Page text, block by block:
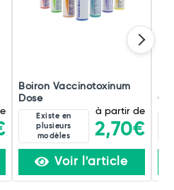
Boiron Vaccinotoxinum
Dose
Existe en
plusieurs
modèles
à partir de
2,70€
Voir l'article